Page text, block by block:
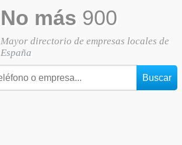
No más 900
Mayor directorio de empresas locales de
España